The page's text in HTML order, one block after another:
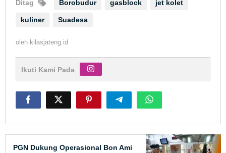
Ditag Borobudur gasblock jet kolet
kuliner Suadesa
oleh kilasjateng.id
Ikuti Kami Pada
PGN Dukung Operasional Bon Ami